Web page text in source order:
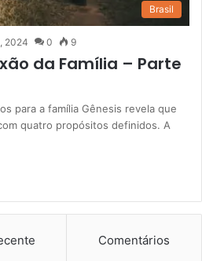
Brasil
2024 0 9
da Família – Parte
para a família Gênesis revela que
quatro propósitos definidos. A
Comentários